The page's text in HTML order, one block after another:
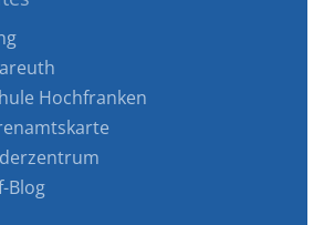
Hochfranken
Blog